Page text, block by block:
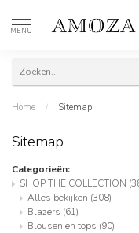
MENU
Home / Sitemap
Sitemap
Categorieën:
SHOP THE COLLECTION
Alles bekijken (308)
Blazers (61)
Blousen en tops (90)